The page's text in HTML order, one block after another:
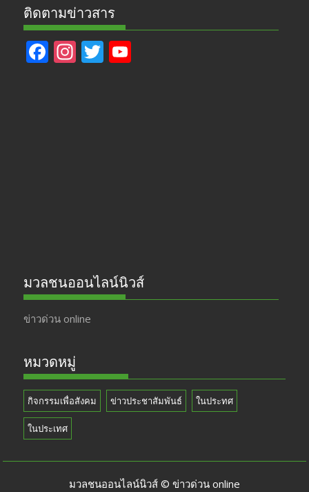
ติดตามข่าวสาร
F In T
มวลชนออนไลน์นิวส์
ข่าวด่วน online
หมวดหมู่
กิจกรรมเพื่อสังคม ข่าวประชาสัมพันธ์ ในประทศ
ในประเทศ
มวลชนออนไลน์นิวส์ © ข่าวด่วน online